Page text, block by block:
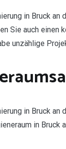
in Bruck
Sie auch einen
unzählige
in Bruck
in